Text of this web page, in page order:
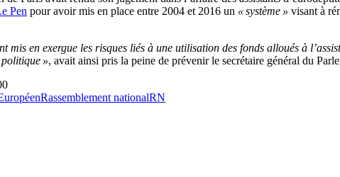
Pen pour avoir mis en place entre 2004 et 2016 un « système » visant à
en exergue les risques liés à une utilisation des fonds alloués à
», avait ainsi pris la peine de prévenir le secrétaire général du
Rassemblement nationalRN